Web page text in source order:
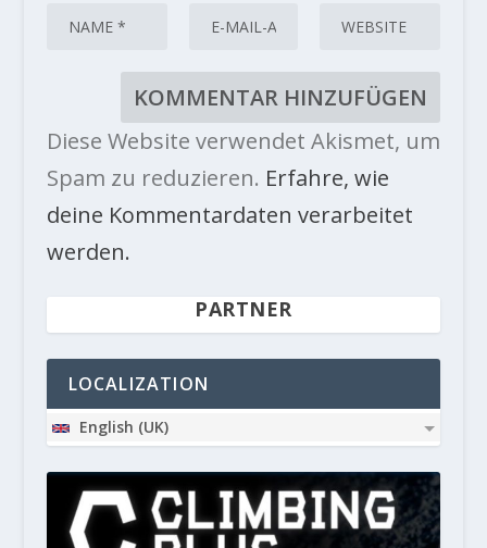
Diese Website verwendet Akismet, um
Spam zu reduzieren. Erfahre, wie
deine Kommentardaten verarbeitet
werden.
PARTNER
LOCALIZATION
English (UK)